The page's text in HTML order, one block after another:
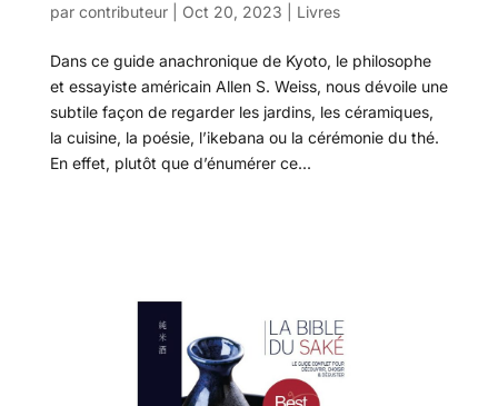
par contributeur| Oct 20, 2023 Livres
Dans ce guide anachronique de Kyoto, le philosophe
et essayiste américain Allen S. Weiss, nous dévoile une
subtile façon de regarder les jardins, les céramiques,
la cuisine, la poésie, l’ikebana ou la cérémonie du thé.
En effet, plutôt que d’énumérer ce...